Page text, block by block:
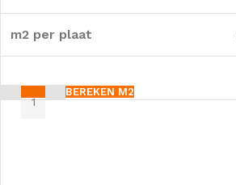
m2 per plaat
BEREKEN M2